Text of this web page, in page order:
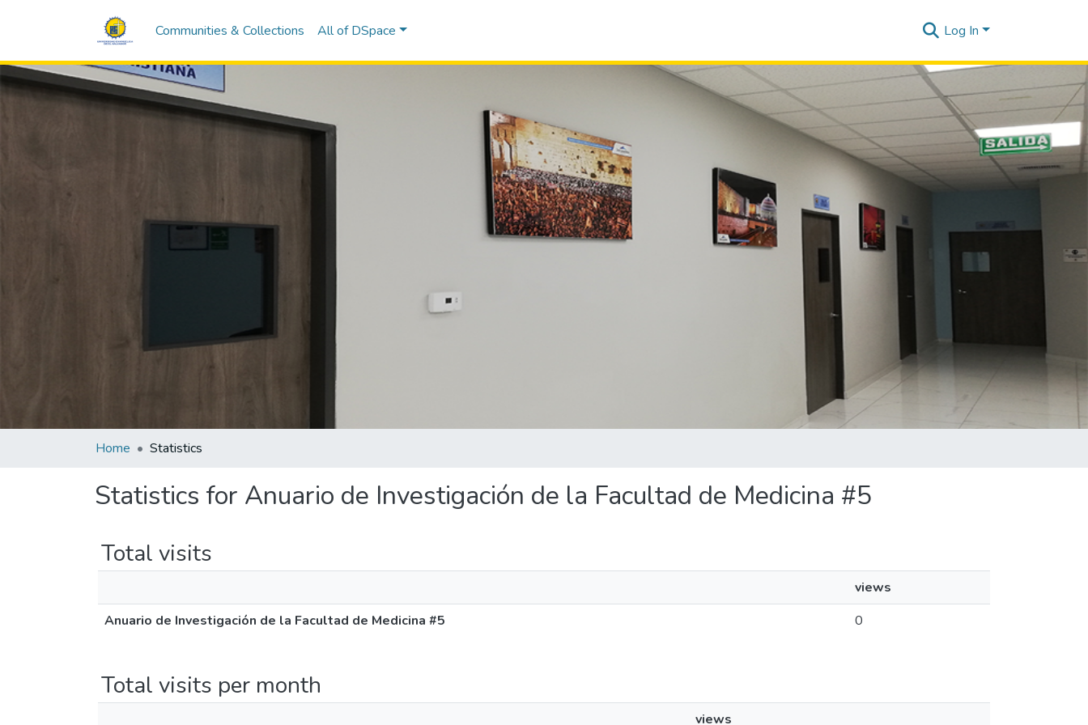
Communities & Collections All of DSpace Log In
Home Statistics
Statistics for Anuario de Investigación de la Facultad de Medicina #5
Total visits
views
Anuario de Investigación de la Facultad de Medicina #5
0
Total visits per month
views